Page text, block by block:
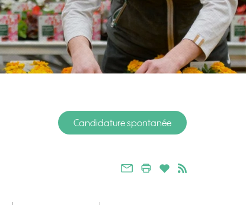
Candidature spontanée